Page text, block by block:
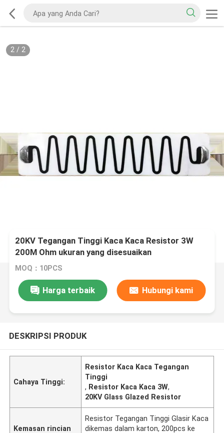
2/ 2
20KV Tegangan Tinggi Kaca Kaca Resistor 3W
200M Ohm ukuran yang disesuaikan
MOQ：10PCS
Harga terbaik Hubungi kami
DESKRIPSI PRODUK
Cahaya Tinggi:
Resistor Kaca Kaca Tegangan
Tinggi
, Resistor Kaca Kaca 3W,
20KV Glass Glazed Resistor
Kemasan rincian
Resistor Tegangan Tinggi Glasir Kaca
dikemas dalam karton, 200pcs ke